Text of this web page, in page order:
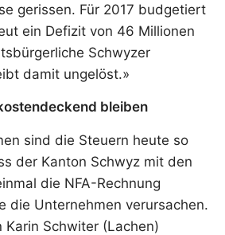
gerissen. Für 2017 budgetiert
ein Defizit von 46 Millionen
Schwyzer
damit ungelöst.»
bleiben
sind die Steuern heute so
der Kanton Schwyz mit den
die NFA-Rechnung
die Unternehmen verursachen.
Karin Schwiter (Lachen)